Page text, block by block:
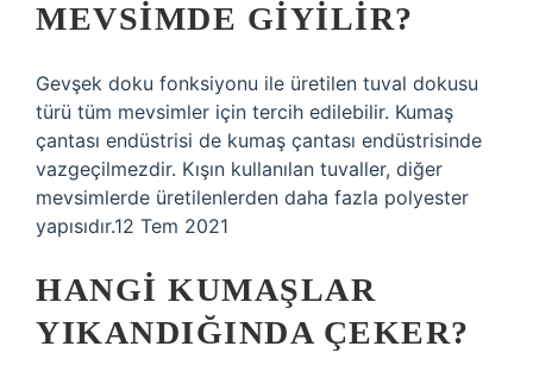
MEVSIMDE GIYILIR?
Gevşek doku fonksiyonu ile üretilen tuval dokusu
türü tüm mevsimler için tercih edilebilir. Kumaş
çantası endüstrisi de kumaş çantası endüstrisinde
vazgeçilmezdir. Kışın kullanılan tuvaller, diğer
mevsimlerde üretilenlerden daha fazla polyester
yapısıdır.12 Tem 2021
HANGI KUMAŞLAR
YIKANDIĞINDA ÇEKER?